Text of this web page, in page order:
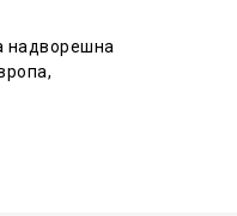
надворешна